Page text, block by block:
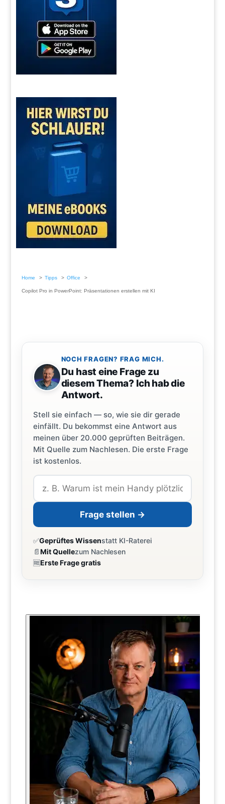
Home Tipps Office
Copilot Pro in PowerPoint: Präsentationen erstellen mit KI
NOCH FRAGEN? FRAG MICH.
Du hast eine Frage zu
diesem Thema? Ich hab die
Antwort.
Stell sie einfach — so, wie sie dir gerade
einfällt. Du bekommst eine Antwort aus
meinen über 20.000 geprüften Beiträgen.
Mit Quelle zum Nachlesen. Die erste Frage
ist kostenlos.
Frage stellen →
✅Geprüftes Wissenstatt KI-Raterei
📄Mit Quellezum Nachlesen
🆓Erste Frage gratis